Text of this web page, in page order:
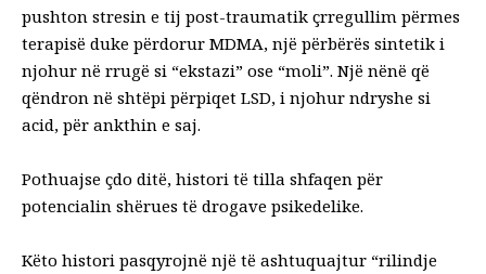
pushton stresin e tij post-traumatik çrregullim përmes
terapisë duke përdorur MDMA, një përbërës sintetik i
njohur në rrugë si “ekstazi” ose “moli”. Një nënë që
qëndron në shtëpi përpiqet LSD, i njohur ndryshe si
acid, për ankthin e saj.
Pothuajse çdo ditë, histori të tilla shfaqen për
potencialin shërues të drogave psikedelike.
Këto histori pasqyrojnë një të ashtuquajtur “rilindje